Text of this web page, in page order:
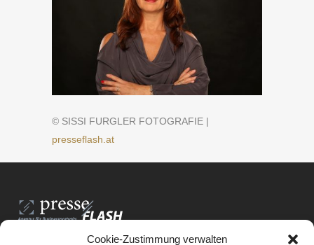
Cookie-Zustimmung verwalten
© SISSI FURGLER FOTOGRAFIE |
presseflash.at